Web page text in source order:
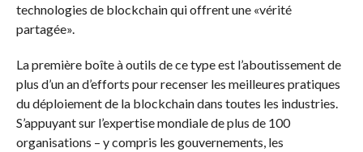
technologies de blockchain qui offrent une «vérité
partagée».
La première boîte à outils de ce type est l’aboutissement de
plus d’un an d’efforts pour recenser les meilleures pratiques
du déploiement de la blockchain dans toutes les industries.
S’appuyant sur l’expertise mondiale de plus de 100
organisations – y compris les gouvernements, les